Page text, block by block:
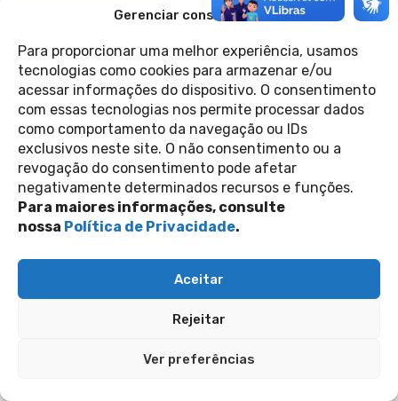
Gerenciar consentimento
Para proporcionar uma melhor experiência, usamos
tecnologias como cookies para armazenar e/ou
acessar informações do dispositivo. O consentimento
com essas tecnologias nos permite processar dados
como comportamento da navegação ou IDs
exclusivos neste site. O não consentimento ou a
revogação do consentimento pode afetar
negativamente determinados recursos e funções.
Para maiores informações, consulte
nossa Política de Privacidade.
Aceitar
Rejeitar
Ver preferências
homenageada pelo Google
Contato
Política de Privacidade
Perguntas Frequentes
copyright 2026
Inscreva-se na nossa newsletter
siga-nos nas redes sociais